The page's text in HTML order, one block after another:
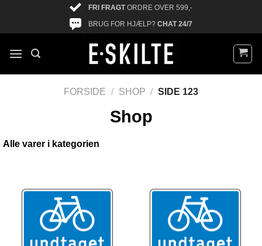
FRI FRAGTORDRE OVER 599,-
BRUG FOR HJÆLP? CHAT 24/7
Shop
FORSIDE / SHOP / SIDE 123
Alle varer i kategorien